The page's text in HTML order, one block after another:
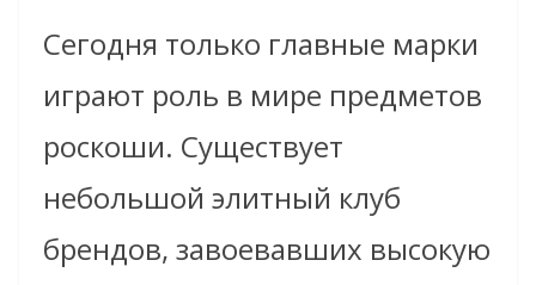
Сегодня только главные марки
играют роль в мире предметов
роскоши. Существует
небольшой элитный клуб
брендов, завоевавших высокую